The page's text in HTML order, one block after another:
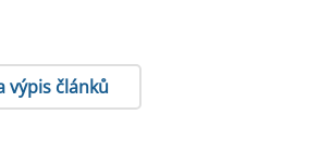
výpis článků